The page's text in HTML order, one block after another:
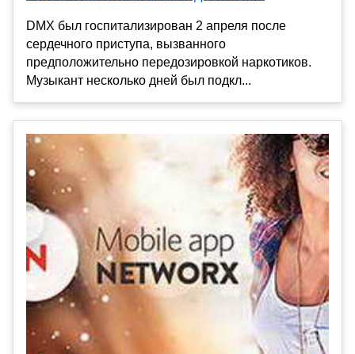
DMX был госпитализирован 2 апреля после
сердечного приступа, вызванного
предположительно передозировкой наркотиков.
Музыкант несколько дней был подкл...